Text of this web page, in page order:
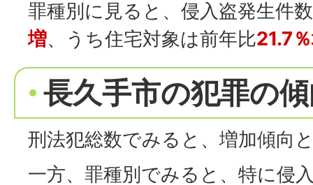
罪種別に見ると、侵入盗発生件
増、うち住宅対象は前年比21.7
長久手市の犯罪の
刑法犯総数でみると、増加傾向
一方、罪種別でみると、特に侵